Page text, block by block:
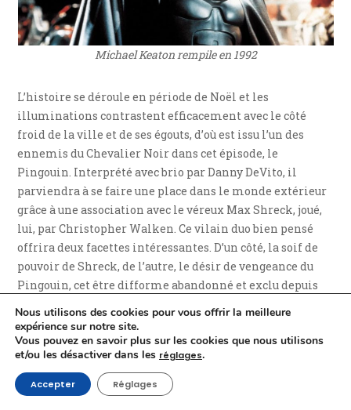
Michael Keaton rempile en 1992
L’histoire se déroule en période de Noël et les
illuminations contrastent efficacement avec le côté
froid de la ville et de ses égouts, d’où est issu l’un des
ennemis du Chevalier Noir dans cet épisode, le
Pingouin. Interprété avec brio par Danny DeVito, il
parviendra à se faire une place dans le monde extérieur
grâce à une association avec le véreux Max Shreck, joué,
lui, par Christopher Walken. Ce vilain duo bien pensé
offrira deux facettes intéressantes. D’un côté, la soif de
pouvoir de Shreck, de l’autre, le désir de vengeance du
Pingouin, cet être difforme abandonné et exclu depuis
besoin l’une de l’autre et de dichotomie reflétant encore
une fois le personnage de Bruce Wayne / Batman puisque
le premier pourrait être amené à négocier avec le
businessman le jour tandis que le second combattrait
l’homme-alcidé la nuit.
Nous utilisons des cookies pour vous offrir la meilleure
expérience sur notre site.
Vous pouvez en savoir plus sur les cookies que nous utilisons
et/ou les désactiver dans les réglages.
Accepter Réglages